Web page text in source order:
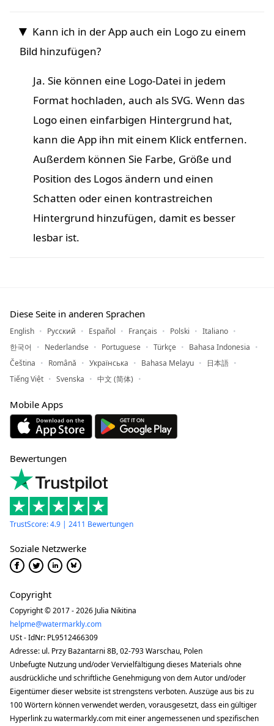
Kann ich in der App auch ein Logo zu einem
Bild hinzufügen?
Ja. Sie können eine Logo-Datei in jedem
Format hochladen, auch als SVG. Wenn das
Logo einen einfarbigen Hintergrund hat,
kann die App ihn mit einem Klick entfernen.
Außerdem können Sie Farbe, Größe und
Position des Logos ändern und einen
Schatten oder einen kontrastreichen
Hintergrund hinzufügen, damit es besser
lesbar ist.
Diese Seite in anderen Sprachen
English Русский Español Français Polski
Italiano
한국어
Nederlandse Portuguese Türkçe
Bahasa Indonesia
Čeština
Română Українська Bahasa Melayu
日本語
Tiếng Việt
Svenska 中文 (简体)
Mobile Apps
Bewertungen
TrustScore: 4.9 | 2411 Bewertungen
Soziale Netzwerke
Copyright
Copyright © 2017 - 2026 Julia Nikitina
helpme@watermarkly.com
USt - IdNr: PL9512466309
Adresse: ul. Przy Bażantarni 8B, 02-793 Warschau, Polen
Unbefugte Nutzung und/oder Vervielfältigung dieses Materials ohne
ausdrückliche und schriftliche Genehmigung von dem Autor und/oder
Eigentümer dieser website ist strengstens verboten. Auszüge aus bis zu
100 Wörtern können verwendet werden, vorausgesetzt, dass ein gültiger
Hyperlink zu watermarkly.com mit einer angemessenen und spezifischen